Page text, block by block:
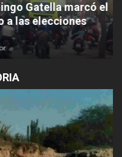
Gatella marcó el
las elecciones